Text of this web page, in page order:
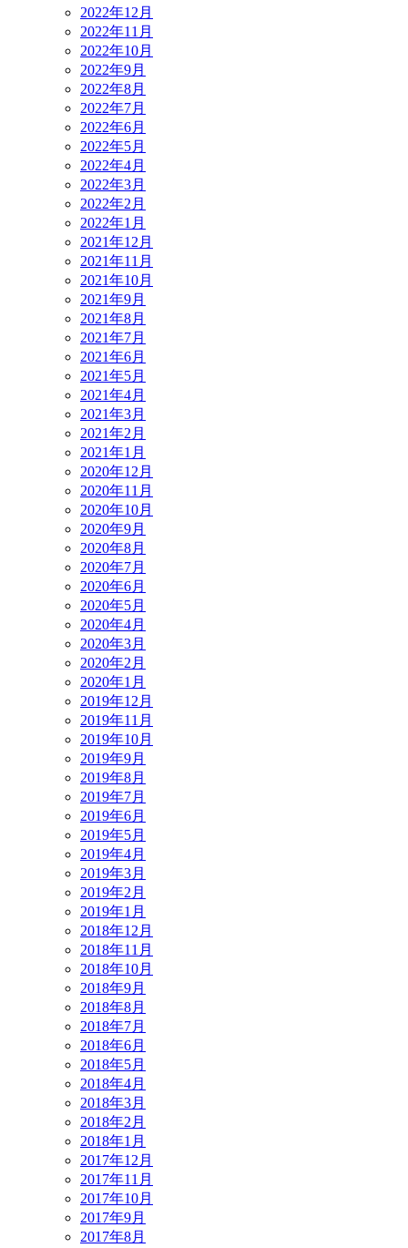
2022年12月
2022年11月
2022年10月
2022年9月
2022年8月
2022年7月
2022年6月
2022年5月
2022年4月
2022年3月
2022年2月
2022年1月
2021年12月
2021年11月
2021年10月
2021年9月
2021年8月
2021年7月
2021年6月
2021年5月
2021年4月
2021年3月
2021年2月
2021年1月
2020年12月
2020年11月
2020年10月
2020年9月
2020年8月
2020年7月
2020年6月
2020年5月
2020年4月
2020年3月
2020年2月
2020年1月
2019年12月
2019年11月
2019年10月
2019年9月
2019年8月
2019年7月
2019年6月
2019年5月
2019年4月
2019年3月
2019年2月
2019年1月
2018年12月
2018年11月
2018年10月
2018年9月
2018年8月
2018年7月
2018年6月
2018年5月
2018年4月
2018年3月
2018年2月
2018年1月
2017年12月
2017年11月
2017年10月
2017年9月
2017年8月